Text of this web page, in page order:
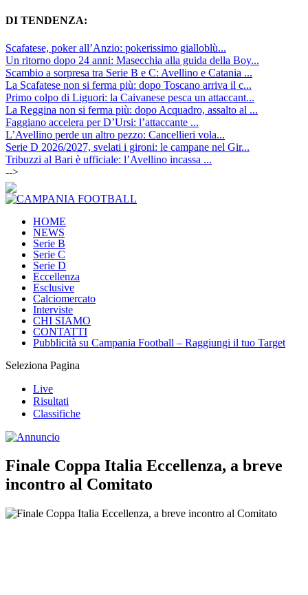
DI TENDENZA:
Scafatese, poker all’Anzio: pokerissimo gialloblù...
Un ritorno dopo 24 anni: Masecchia alla guida della Boy...
Scambio a sorpresa tra Serie B e C: Avellino e Catania ...
La Scafatese non si ferma più: dopo Toscano arriva il c...
Primo colpo di Liguori: la Caivanese pesca un attaccant...
La Reggina non si ferma più: dopo Acquadro, assalto al ...
Faggiano accelera per D’Ursi: l’attaccante ...
L’Avellino perde un altro pezzo: Cancellieri vola...
Serie D 2026/2027, svelati i gironi: le campane nel Gir...
Tribuzzi al Bari è ufficiale: l’Avellino incassa ...
-->
HOME
NEWS
Serie B
Serie C
Serie D
Eccellenza
Esclusive
Calciomercato
Interviste
CHI SIAMO
CONTATTI
Pubblicità su Campania Football – Raggiungi il tuo Target
Seleziona Pagina
Live
Risultati
Classifiche
Finale Coppa Italia Eccellenza, a breve
incontro al Comitato